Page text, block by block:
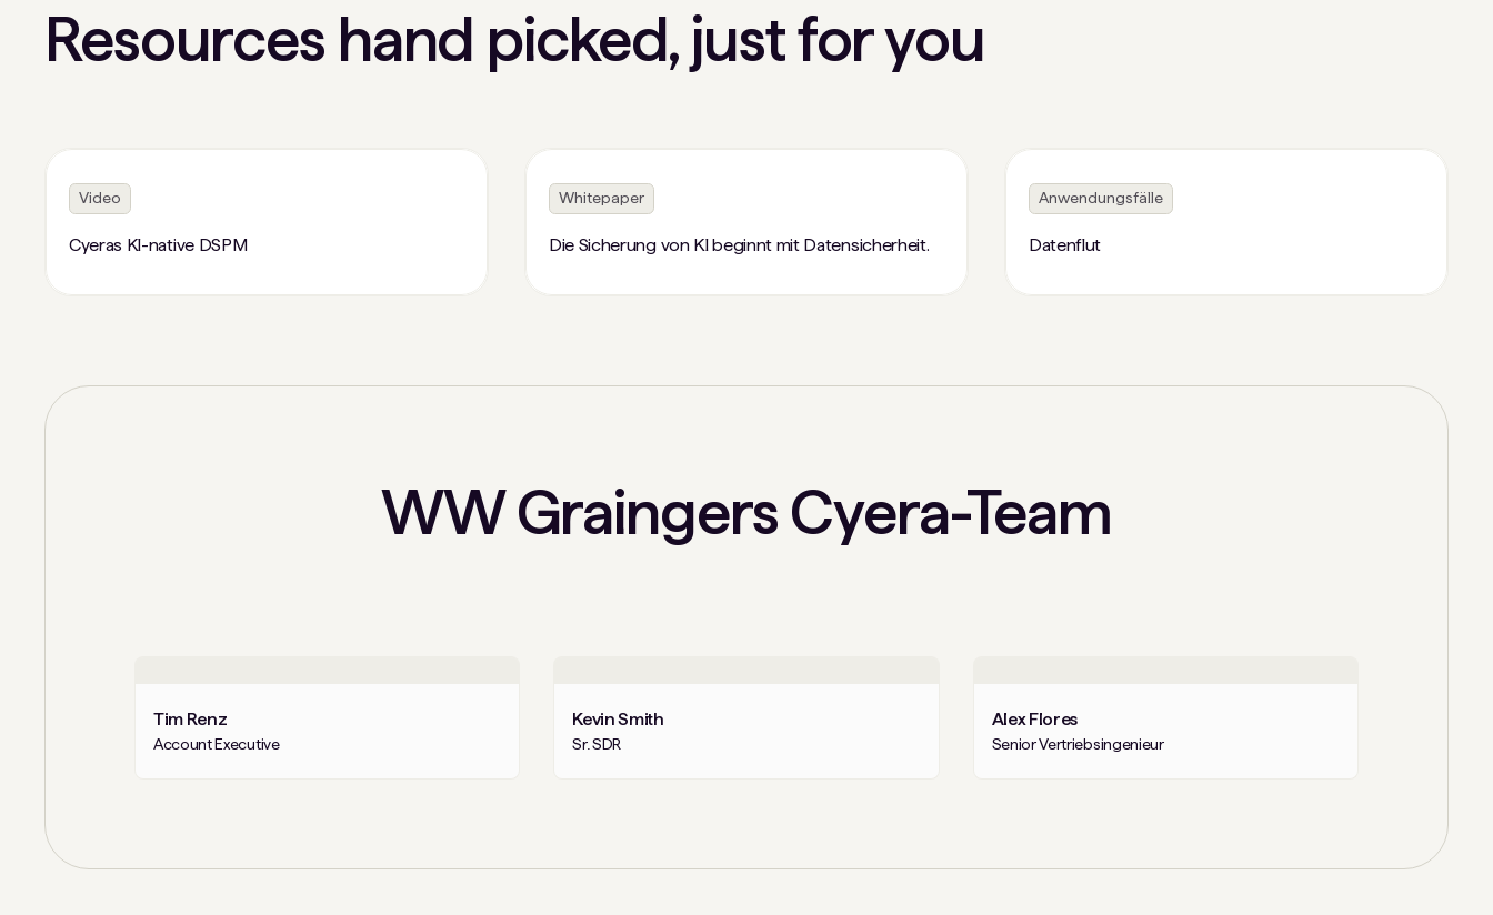
Resources hand picked, just for you
Video
Cyeras KI-native DSPM
Whitepaper
Die Sicherung von KI beginnt mit Datensicherheit.
Anwendungsfälle
Datenflut
WW Graingers Cyera-Team
Tim Renz
Account Executive
Kevin Smith
Sr. SDR
Alex Flores
Senior Vertriebsingenieur